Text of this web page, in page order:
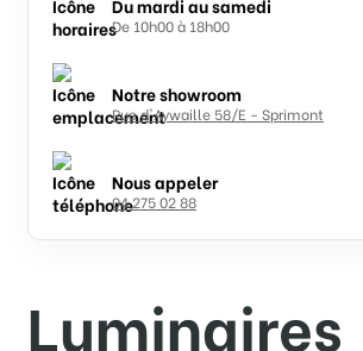
Du mardi au samedi
De 10h00 à 18h00
Notre showroom
Rue d'Aywaille 58/E - Sprimont
Nous appeler
04 275 02 88
Luminaires